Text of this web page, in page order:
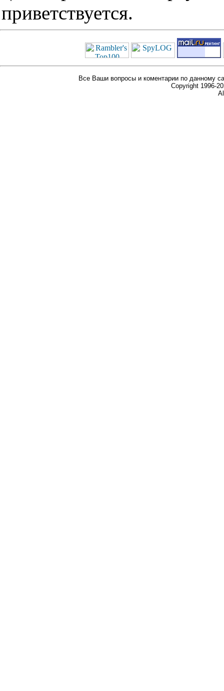
приветствуется.
Все Ваши вопросы и коментарии по данному
Copyright 1996-